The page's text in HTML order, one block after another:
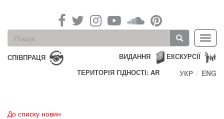
Пошукова
форма
Пошук
СПІВПРАЦЯ ЕКСКУРСІЇ
ВИДАННЯ
ТЕРИТОРІЯ ГІДНОСТІ: AR
УКР ENG
До списку новин